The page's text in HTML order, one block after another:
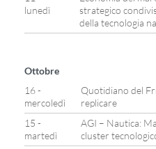
lunedì
strategico
della tecnologia
Ottobre
16 -
mercoledì
Quotidiano del
replicare
15 -
martedì
AGI – Nautica:
cluster